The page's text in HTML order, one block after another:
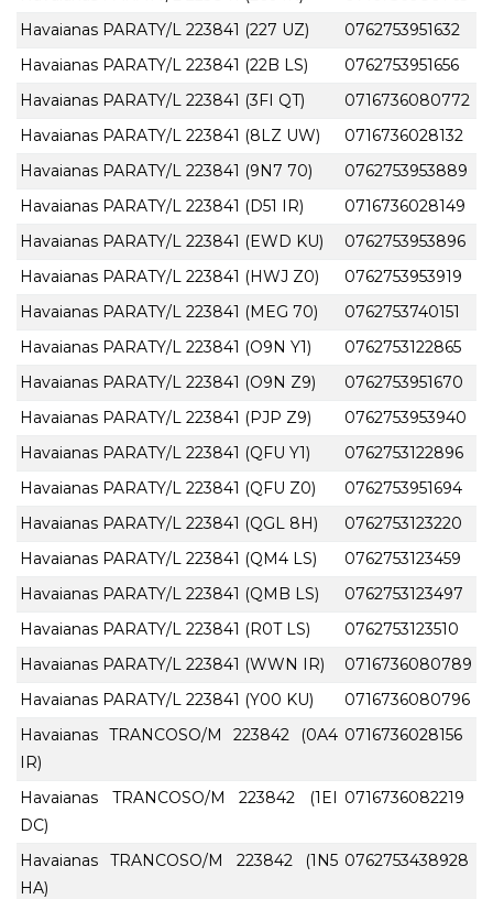
Havaianas PARATY/L 223841 (227 UZ)
0762753951632
Havaianas PARATY/L 223841 (22B LS)
0762753951656
Havaianas PARATY/L 223841 (3FI QT)
0716736080772
Havaianas PARATY/L 223841 (8LZ UW)
0716736028132
Havaianas PARATY/L 223841 (9N7 70)
0762753953889
Havaianas PARATY/L 223841 (D51 IR)
0716736028149
Havaianas PARATY/L 223841 (EWD KU)
0762753953896
Havaianas PARATY/L 223841 (HWJ Z0)
0762753953919
Havaianas PARATY/L 223841 (MEG 70)
0762753740151
Havaianas PARATY/L 223841 (O9N Y1)
0762753122865
Havaianas PARATY/L 223841 (O9N Z9)
0762753951670
Havaianas PARATY/L 223841 (PJP Z9)
0762753953940
Havaianas PARATY/L 223841 (QFU Y1)
0762753122896
Havaianas PARATY/L 223841 (QFU Z0)
0762753951694
Havaianas PARATY/L 223841 (QGL 8H)
0762753123220
Havaianas PARATY/L 223841 (QM4 LS)
0762753123459
Havaianas PARATY/L 223841 (QMB LS)
0762753123497
Havaianas PARATY/L 223841 (R0T LS)
0762753123510
Havaianas PARATY/L 223841 (WWN IR)
0716736080789
Havaianas PARATY/L 223841 (Y00 KU)
0716736080796
Havaianas TRANCOSO/M 223842 (0A4
IR)
0716736028156
Havaianas TRANCOSO/M 223842 (1EI
DC)
0716736082219
Havaianas TRANCOSO/M 223842 (1N5
HA)
0762753438928